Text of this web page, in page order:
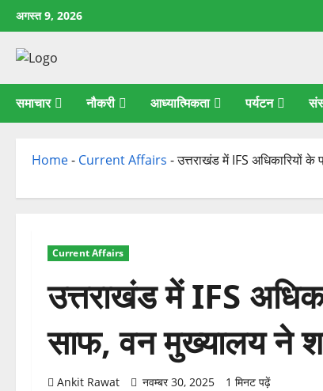
छोड़कर
सामग्री
अगस्त 9, 2026
समाचार नौकरी आध्यात्मिकता पर्यटन
Home- Current Affairs -उत्तराखंड में IFS अधिकारियों
Current Affairs
उत्तराखंड में IFS
साफ, वन मुख्यालय ने
Ankit Rawat नवम्बर 30, 2025 1 मिनट पढ़ें